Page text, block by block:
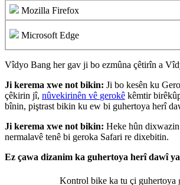
Mozilla Firefox
Microsoft Edge
Vîdyo Bang her gav ji bo ezmûna çêtirîn a Vî
Ji kerema xwe not bikin: Ji bo kesên ku
çêkirin jî, nûvekirinên vê gerokê kêmtir birêkû
bînin, piştrast bikin ku ew bi guhertoya herî
Ji kerema xwe not bikin: Heke hûn dixwazin
nermalavê tenê bi geroka Safari re dixebitin.
Ez çawa dizanim ka guhertoya herî dawî ya
Kontrol bike ka tu çi guhertoya